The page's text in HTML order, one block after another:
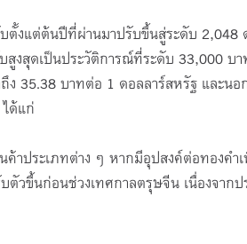
ตั้งแต่ต้นปีที่ผ่านมาปรับขึ้นสู่ระดับ 2,048
สูงสุดเป็นประวัติการณ์ที่ระดับ 33,000 บ
35.38 บาทต่อ 1 ดอลลาร์สหรัฐ และนอ
ด้แก่
าประเภทต่าง ๆ หากมีอุปสงค์ต่อทองคำ
ตัวขึ้นก่อนช่วงเทศกาลตรุษจีน เนื่องจาก